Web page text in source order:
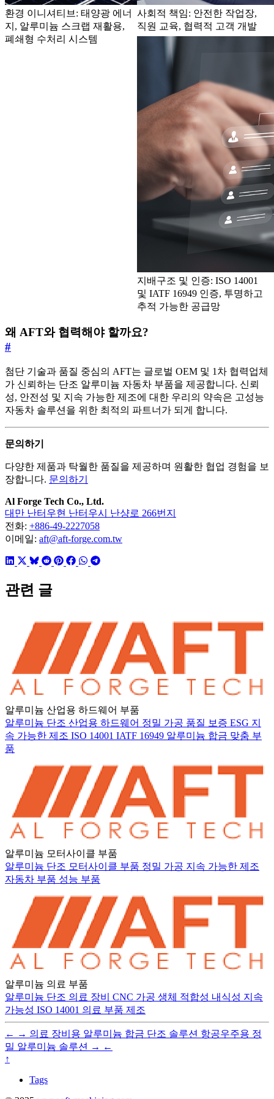
환경 이니셔티브: 태양광 에너
지, 알루미늄 스크랩 재활용,
폐쇄형 수처리 시스템
사회적 책임: 안전한 작업장,
직원 교육, 협력적 고객 개발
지배구조 및 인증: ISO 14001
및 IATF 16949 인증, 투명하고
추적 가능한 공급망
왜 AFT와 협력해야 할까요?
#
첨단 기술과 품질 중심의 AFT는 글로벌 OEM 및 1차 협력업체
가 신뢰하는 단조 알루미늄 자동차 부품을 제공합니다. 신뢰
성, 안전성 및 지속 가능한 제조에 대한 우리의 약속은 고성능
자동차 솔루션을 위한 최적의 파트너가 되게 합니다.
문의하기
다양한 제품과 탁월한 품질을 제공하며 원활한 협업 경험을 보
장합니다. 문의하기
Al Forge Tech Co., Ltd.
대만 난터우현 난터우시 난샹로 266번지
전화: +886-49-2227058
이메일: aft@aft-forge.com.tw
관련 글
알루미늄 산업용 하드웨어 부품
알루미늄 단조 산업용 하드웨어 정밀 가공 품질 보증 ESG 지
속 가능한 제조 ISO 14001 IATF 16949 알루미늄 합금 맞춤 부
품
알루미늄 모터사이클 부품
알루미늄 단조 모터사이클 부품 정밀 가공 지속 가능한 제조
자동차 부품 성능 부품
알루미늄 의료 부품
알루미늄 단조 의료 장비 CNC 가공 생체 적합성 내식성 지속
가능성 ISO 14001 의료 부품 제조
← → 의료 장비용 알루미늄 합금 단조 솔루션 항공우주용 정
밀 알루미늄 솔루션 → ←
↑
Tags